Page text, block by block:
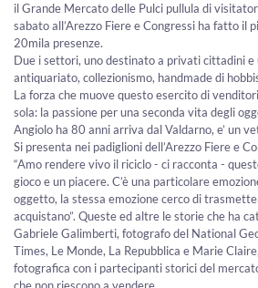
il Grande Mercato delle Pulci pullula di
sabato all’Arezzo Fiere e Congressi ha fatto il
20mila presenze.
Due i settori, uno destinato a privati cittadini e
antiquariato, collezionismo, handmade di
La forza che muove questo esercito di
sola: la passione per una seconda vita degli
Angiolo ha 80 anni arriva dal Valdarno, e’ un
Si presenta nei padiglioni dell’Arezzo Fiere e
“Amo rendere vivo il riciclo - ci racconta -
gioco e un piacere. C’è una particolare
oggetto, la stessa emozione cerco di
acquistano”. Queste ed altre le storie che ha
Gabriele Galimberti, fotografo del National
Times, Le Monde, La Repubblica e Marie
fotografica con i partecipanti storici del